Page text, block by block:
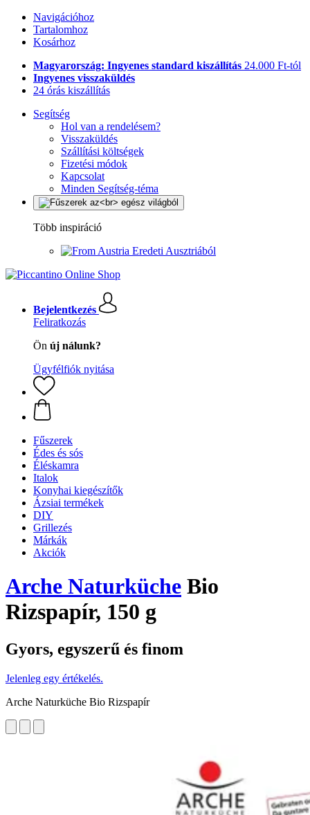
Navigációhoz
Tartalomhoz
Kosárhoz
Magyarország: Ingyenes standard kiszállítás 24.000 Ft-tól
Ingyenes visszaküldés
24 órás kiszállítás
Segítség
Hol van a rendelésem?
Visszaküldés
Szállítási költségek
Fizetési módok
Kapcsolat
Minden Segítség-téma
Több inspiráció
Eredeti Ausztriából
Bejelentkezés
Feliratkozás
Ön új nálunk?
Ügyfélfiók nyitása
Fűszerek
Édes és sós
Éléskamra
Italok
Konyhai kiegészítők
Ázsiai termékek
DIY
Grillezés
Márkák
Akciók
Arche Naturküche Bio
Rizspapír, 150 g
Gyors, egyszerű és finom
Jelenleg egy értékelés.
Arche Naturküche Bio Rizspapír